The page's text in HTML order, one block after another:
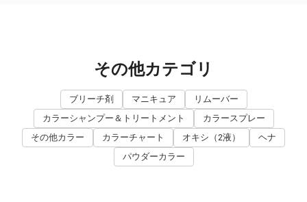
その他カテゴリ
ブリーチ剤 マニキュア
リムーバー
カラーシャンプー＆トリートメント
カラースプレー
その他カラー
カラーチャート オキシ（2液）
ヘナ
パウダーカラー